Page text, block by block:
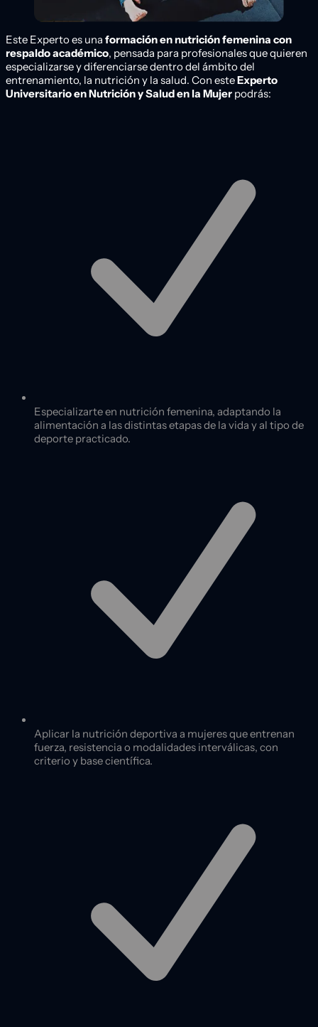
Este Experto es una formación en nutrición femenina con
respaldo académico, pensada para profesionales que quieren
especializarse y diferenciarse dentro del ámbito del
entrenamiento, la nutrición y la salud. Con esteExperto
Universitario en Nutrición y Salud en la Mujer podrás:
Especializarte en nutrición femenina, adaptando la
alimentación a las distintas etapas de la vida y al tipo de
deporte practicado.
Aplicar la nutrición deportiva a mujeres que entrenan
fuerza, resistencia o modalidades interválicas, con
criterio y base científica.